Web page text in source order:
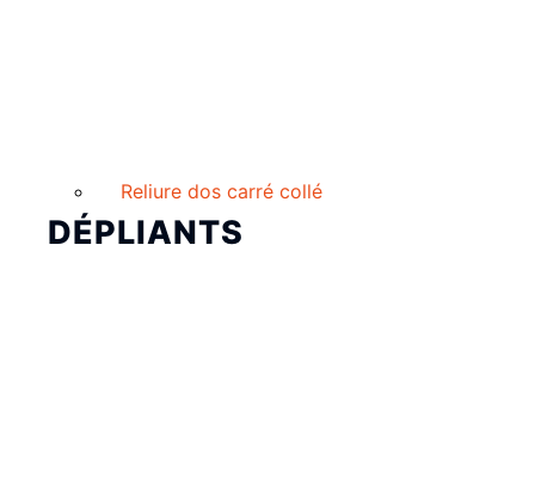
Reliure dos carré collé
DÉPLIANTS